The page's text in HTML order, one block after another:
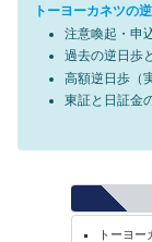
トーヨーカネツの
注意喚起・申
過去の逆日歩
高額逆日歩（
東証と日証金
トーヨ